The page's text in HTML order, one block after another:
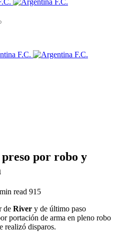
por robo y
read 915
de River y de último paso
portación de arma en pleno robo
realizó disparos.